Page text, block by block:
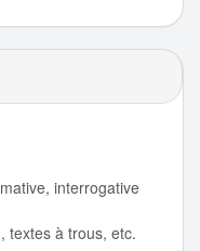
interrogative
textes à trous, etc.